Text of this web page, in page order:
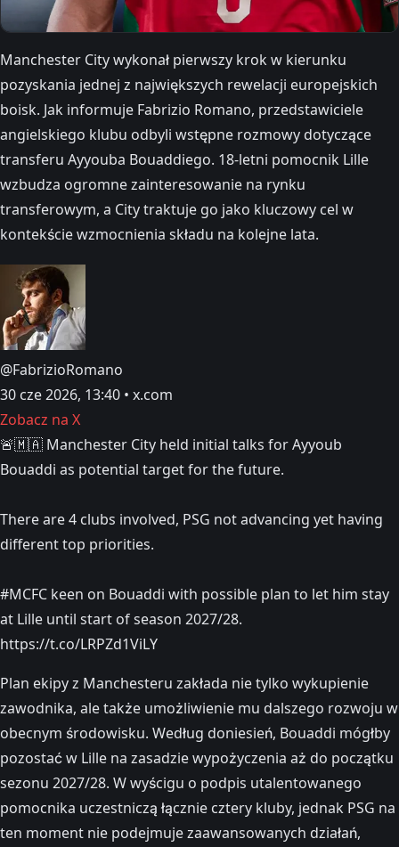
Manchester City wykonał pierwszy krok w kierunku
pozyskania jednej z największych rewelacji europejskich
boisk. Jak informuje Fabrizio Romano, przedstawiciele
angielskiego klubu odbyli wstępne rozmowy dotyczące
transferu Ayyouba Bouaddiego. 18-letni pomocnik Lille
wzbudza ogromne zainteresowanie na rynku
transferowym, a City traktuje go jako kluczowy cel w
kontekście wzmocnienia składu na kolejne lata.
@FabrizioRomano
30 cze 2026, 13:40 • x.com
Zobacz na X
🚨🇲🇦 Manchester City held initial talks for Ayyoub
Bouaddi as potential target for the future.
There are 4 clubs involved, PSG not advancing yet having
different top priorities.
#MCFC keen on Bouaddi with possible plan to let him stay
at Lille until start of season 2027/28.
https://t.co/LRPZd1ViLY
Plan ekipy z Manchesteru zakłada nie tylko wykupienie
zawodnika, ale także umożliwienie mu dalszego rozwoju w
obecnym środowisku. Według doniesień, Bouaddi mógłby
pozostać w Lille na zasadzie wypożyczenia aż do początku
sezonu 2027/28. W wyścigu o podpis utalentowanego
pomocnika uczestniczą łącznie cztery kluby, jednak PSG na
ten moment nie podejmuje zaawansowanych działań,